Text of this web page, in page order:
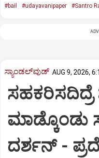
#bail #udayavanipaper #Santro
ಸ್ಯಾಂಡಲ್‌ವುಡ್‌ AUG 9, 2026,
ಮಾಡ್ಕೊಂಡು
ದರ್ಶನ್‌ -